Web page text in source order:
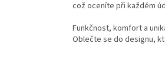
což oceníte při každém
Funkčnost, komfort a
Oblečte se do designu,